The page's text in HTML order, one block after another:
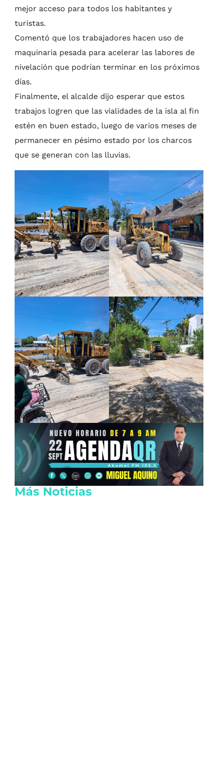
mejor acceso para todos los habitantes y
turistas.
Comentó que los trabajadores hacen uso de
maquinaria pesada para acelerar las labores de
nivelación que podrían terminar en los próximos
días.
Finalmente, el alcalde dijo esperar que estos
trabajos logren que las vialidades de la isla al fin
estén en buen estado, luego de varios meses de
permanecer en pésimo estado por los charcos
que se generan con las lluvias.
Más Noticias